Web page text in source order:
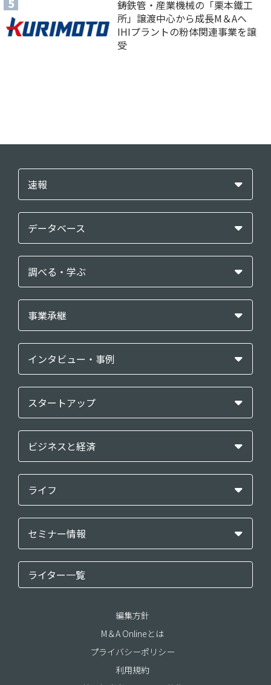
鋳鉄管・産業機械の「栗本鐵工
所」譲渡中心から成長M＆Aへ
IHIプラントの粉体関連事業を譲
受
速報
データベース
調べる・学ぶ
事業承継
インタビュー・事例
スタートアップ
ビジネスと経済
ライフ
セミナー情報
ライター一覧
編集方針
M＆A Onlineとは
プライバシーポリシー
利用規約